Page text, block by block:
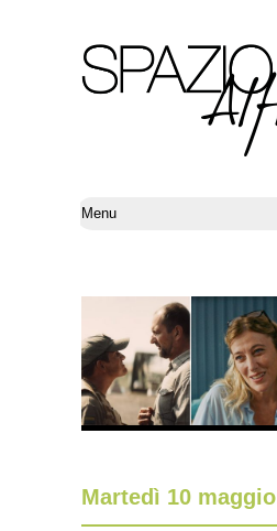
Martedì 10 maggio